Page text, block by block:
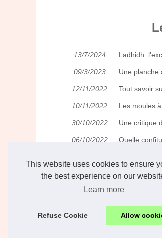
This website uses cookies to ensure
the best experience on our
Learn more
Refuse Cookie Allow
13/7/2024 Ladhidh:
09/3/2023 Une planche
12/11/2022 Tout savoir
10/11/2022 Les moules
30/10/2022 Une critique
06/10/2022 Quelle
Les
25/9/2022 Comment
28/8/2022 Les bonbons
La saucisse